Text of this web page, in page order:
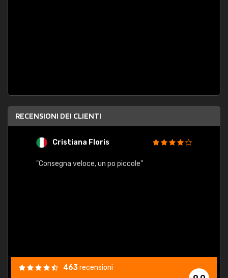
RECENSIONI DEI CLIENTI
Cristiana Floris
"Consegna veloce, un po piccole"
463recensioni